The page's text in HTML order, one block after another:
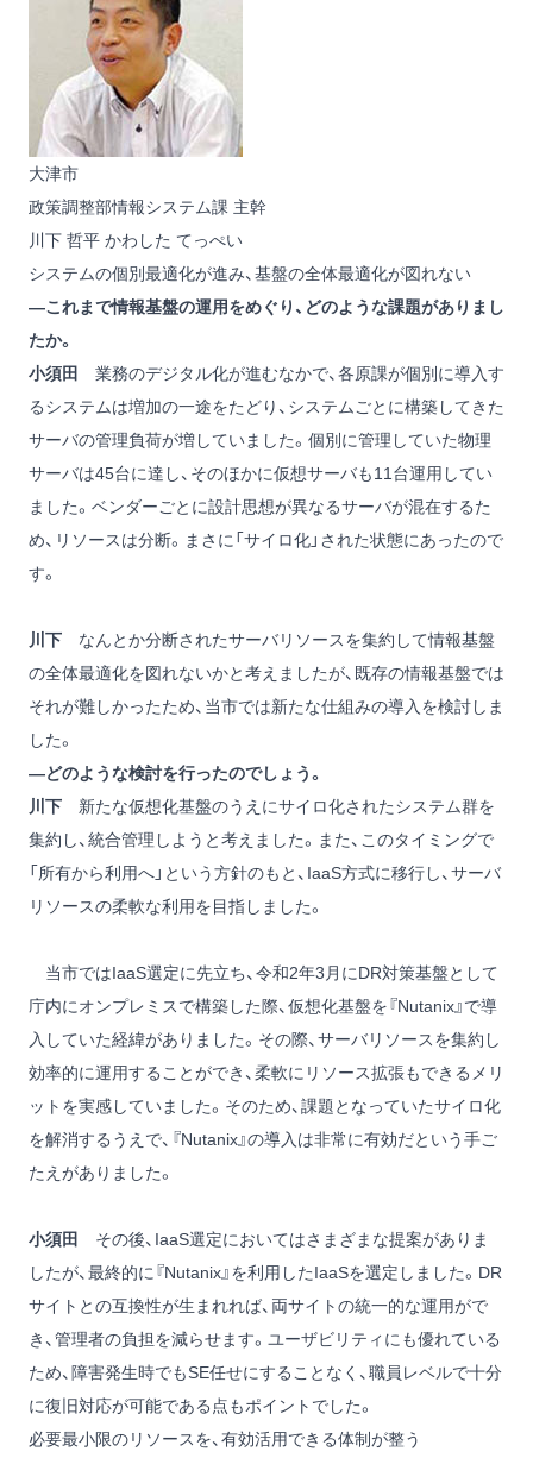
大津市
政策調整部情報システム課 主幹
川下 哲平 かわした てっぺい
システムの個別最適化が進み、基盤の全体最適化が図れない
―これまで情報基盤の運用をめぐり、どのような課題がありまし
たか。
小須田
業務のデジタル化が進むなかで、各原課が個別に導入す
るシステムは増加の一途をたどり、システムごとに構築してきた
サーバの管理負荷が増していました。個別に管理していた物理
サーバは45台に達し、そのほかに仮想サーバも11台運用してい
ました。ベンダーごとに設計思想が異なるサーバが混在するた
め、リソースは分断。まさに「サイロ化」された状態にあったので
す。
川下 なんとか分断されたサーバリソースを集約して情報基盤
の全体最適化を図れないかと考えましたが、既存の情報基盤では
それが難しかったため、当市では新たな仕組みの導入を検討しま
した。
―どのような検討を行ったのでしょう。
川下 新たな仮想化基盤のうえにサイロ化されたシステム群を
集約し、統合管理しようと考えました。また、このタイミングで
「所有から利用へ」という方針のもと、IaaS方式に移行し、サーバ
リソースの柔軟な利用を目指しました。
当市ではIaaS選定に先立ち、令和2年3月にDR対策基盤として
庁内にオンプレミスで構築した際、仮想化基盤を『Nutanix』で導
入していた経緯がありました。その際、サーバリソースを集約し
効率的に運用することができ、柔軟にリソース拡張もできるメリ
ットを実感していました。そのため、課題となっていたサイロ化
を解消するうえで、『Nutanix』の導入は非常に有効だという手ご
たえがありました。
小須田
その後、IaaS選定においてはさまざまな提案がありま
したが、最終的に『Nutanix』を利用したIaaSを選定しました。DR
サイトとの互換性が生まれれば、両サイトの統一的な運用がで
き、管理者の負担を減らせます。ユーザビリティにも優れている
ため、障害発生時でもSE任せにすることなく、職員レベルで十分
に復旧対応が可能である点もポイントでした。
必要最小限のリソースを、有効活用できる体制が整う